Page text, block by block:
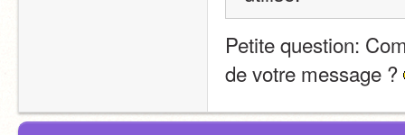
Petite question:
de votre message ?